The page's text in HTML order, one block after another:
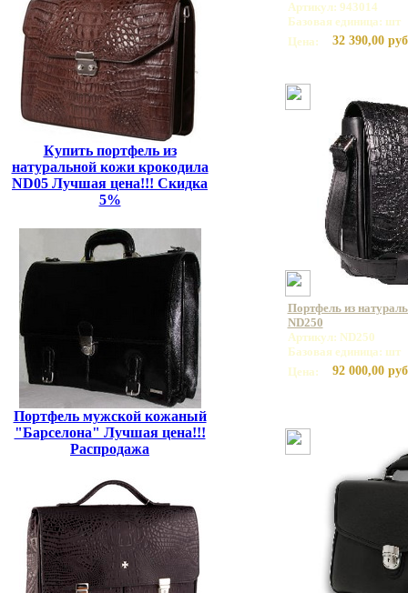
Купить портфель из
натуральной кожи крокодила
ND05 Лучшая цена!!! Скидка
5%
Портфель мужской кожаный
"Барселона" Лучшая цена!!!
Распродажа
Артикул: 943014
Базовая единица: шт
Цена:
32 390,00
Портфель из
ND250
Артикул: ND250
Базовая единица: шт
Цена:
92 000,00